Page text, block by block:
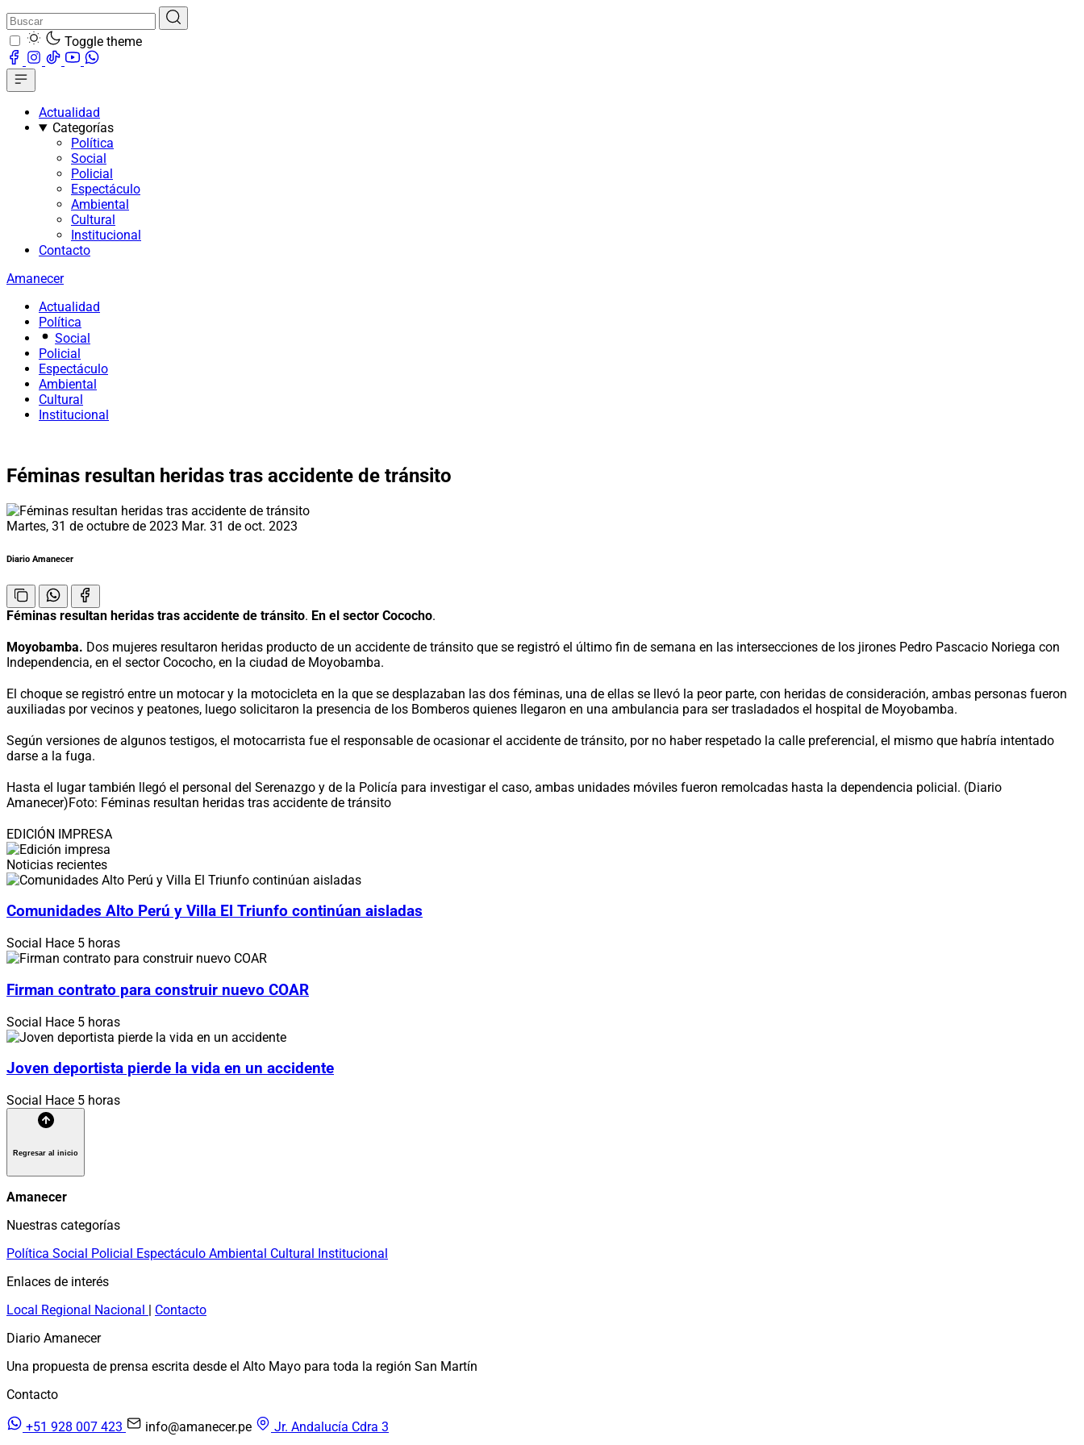
Toggle theme
Actualidad
Categorías
Política
Social
Policial
Espectáculo
Ambiental
Cultural
Institucional
Contacto
Amanecer
Actualidad
Política
Social
Policial
Espectáculo
Ambiental
Cultural
Institucional
Féminas resultan heridas tras accidente de tránsito
Martes, 31 de octubre de 2023 Mar. 31 de oct. 2023
Diario Amanecer
Féminas resultan heridas tras accidente de tránsito. En el sector Cococho.
Moyobamba. Dos mujeres resultaron heridas producto de un accidente de tránsito que se registró el último fin de semana en las intersecciones de los jirones Pedro Pascacio Noriega con
Independencia, en el sector Cococho, en la ciudad de Moyobamba.
El choque se registró entre un motocar y la motocicleta en la que se desplazaban las dos féminas, una de ellas se llevó la peor parte, con heridas de consideración, ambas personas fueron
auxiliadas por vecinos y peatones, luego solicitaron la presencia de los Bomberos quienes llegaron en una ambulancia para ser trasladados el hospital de Moyobamba.
Según versiones de algunos testigos, el motocarrista fue el responsable de ocasionar el accidente de tránsito, por no haber respetado la calle preferencial, el mismo que habría intentado
darse a la fuga.
Hasta el lugar también llegó el personal del Serenazgo y de la Policía para investigar el caso, ambas unidades móviles fueron remolcadas hasta la dependencia policial. (Diario
Amanecer)Foto: Féminas resultan heridas tras accidente de tránsito
EDICIÓN IMPRESA
Noticias recientes
Comunidades Alto Perú y Villa El Triunfo continúan aisladas
Social Hace 5 horas
Firman contrato para construir nuevo COAR
Social Hace 5 horas
Joven deportista pierde la vida en un accidente
Social Hace 5 horas
Regresar al inicio
Amanecer
Nuestras categorías
Política Social Policial Espectáculo Ambiental Cultural Institucional
Enlaces de interés
Local Regional Nacional | Contacto
Diario Amanecer
Una propuesta de prensa escrita desde el Alto Mayo para toda la región San Martín
Contacto
+51 928 007 423 info@amanecer.pe Jr. Andalucía Cdra 3